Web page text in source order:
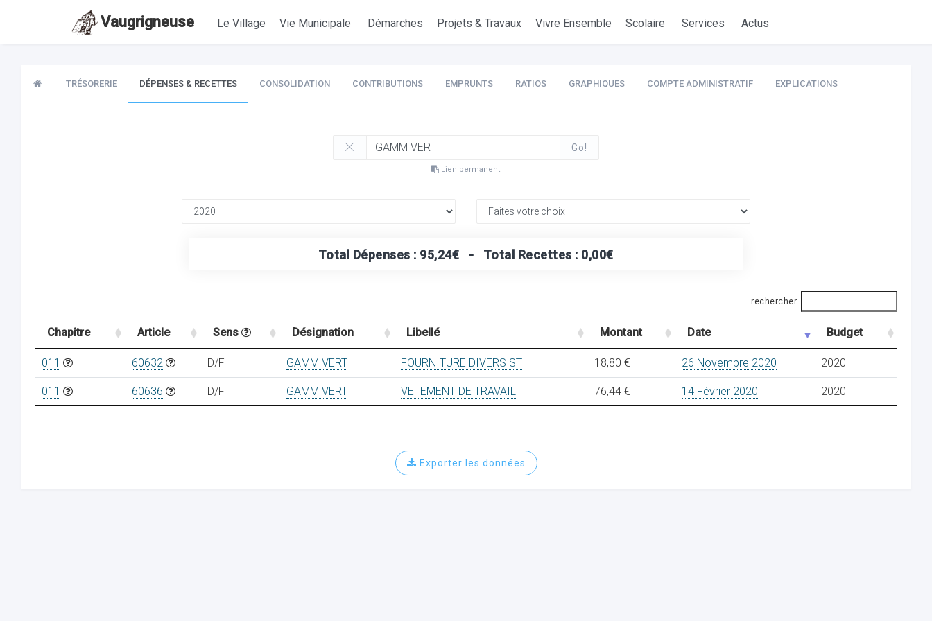
Vaugrigneuse Le Village Vie Municipale Démarches Projets & Travaux Vivre Ensemble Scolaire Services Actus
TRÉSORERIE DÉPENSES & RECETTES CONSOLIDATION CONTRIBUTIONS EMPRUNTS RATIOS GRAPHIQUES COMPTE ADMINISTRATIF EXPLICATIONS
Go!
Lien permanent
Total Dépenses : 95,24€ - Total Recettes : 0,00€
rechercher
Chapitre Article Sens Désignation Libellé Montant Date Budget
011 60632 D/F GAMM VERT FOURNITURE DIVERS ST 18,80 € 26 Novembre 2020 2020
011 60636 D/F GAMM VERT VETEMENT DE TRAVAIL 76,44 € 14 Février 2020 2020
Exporter les données